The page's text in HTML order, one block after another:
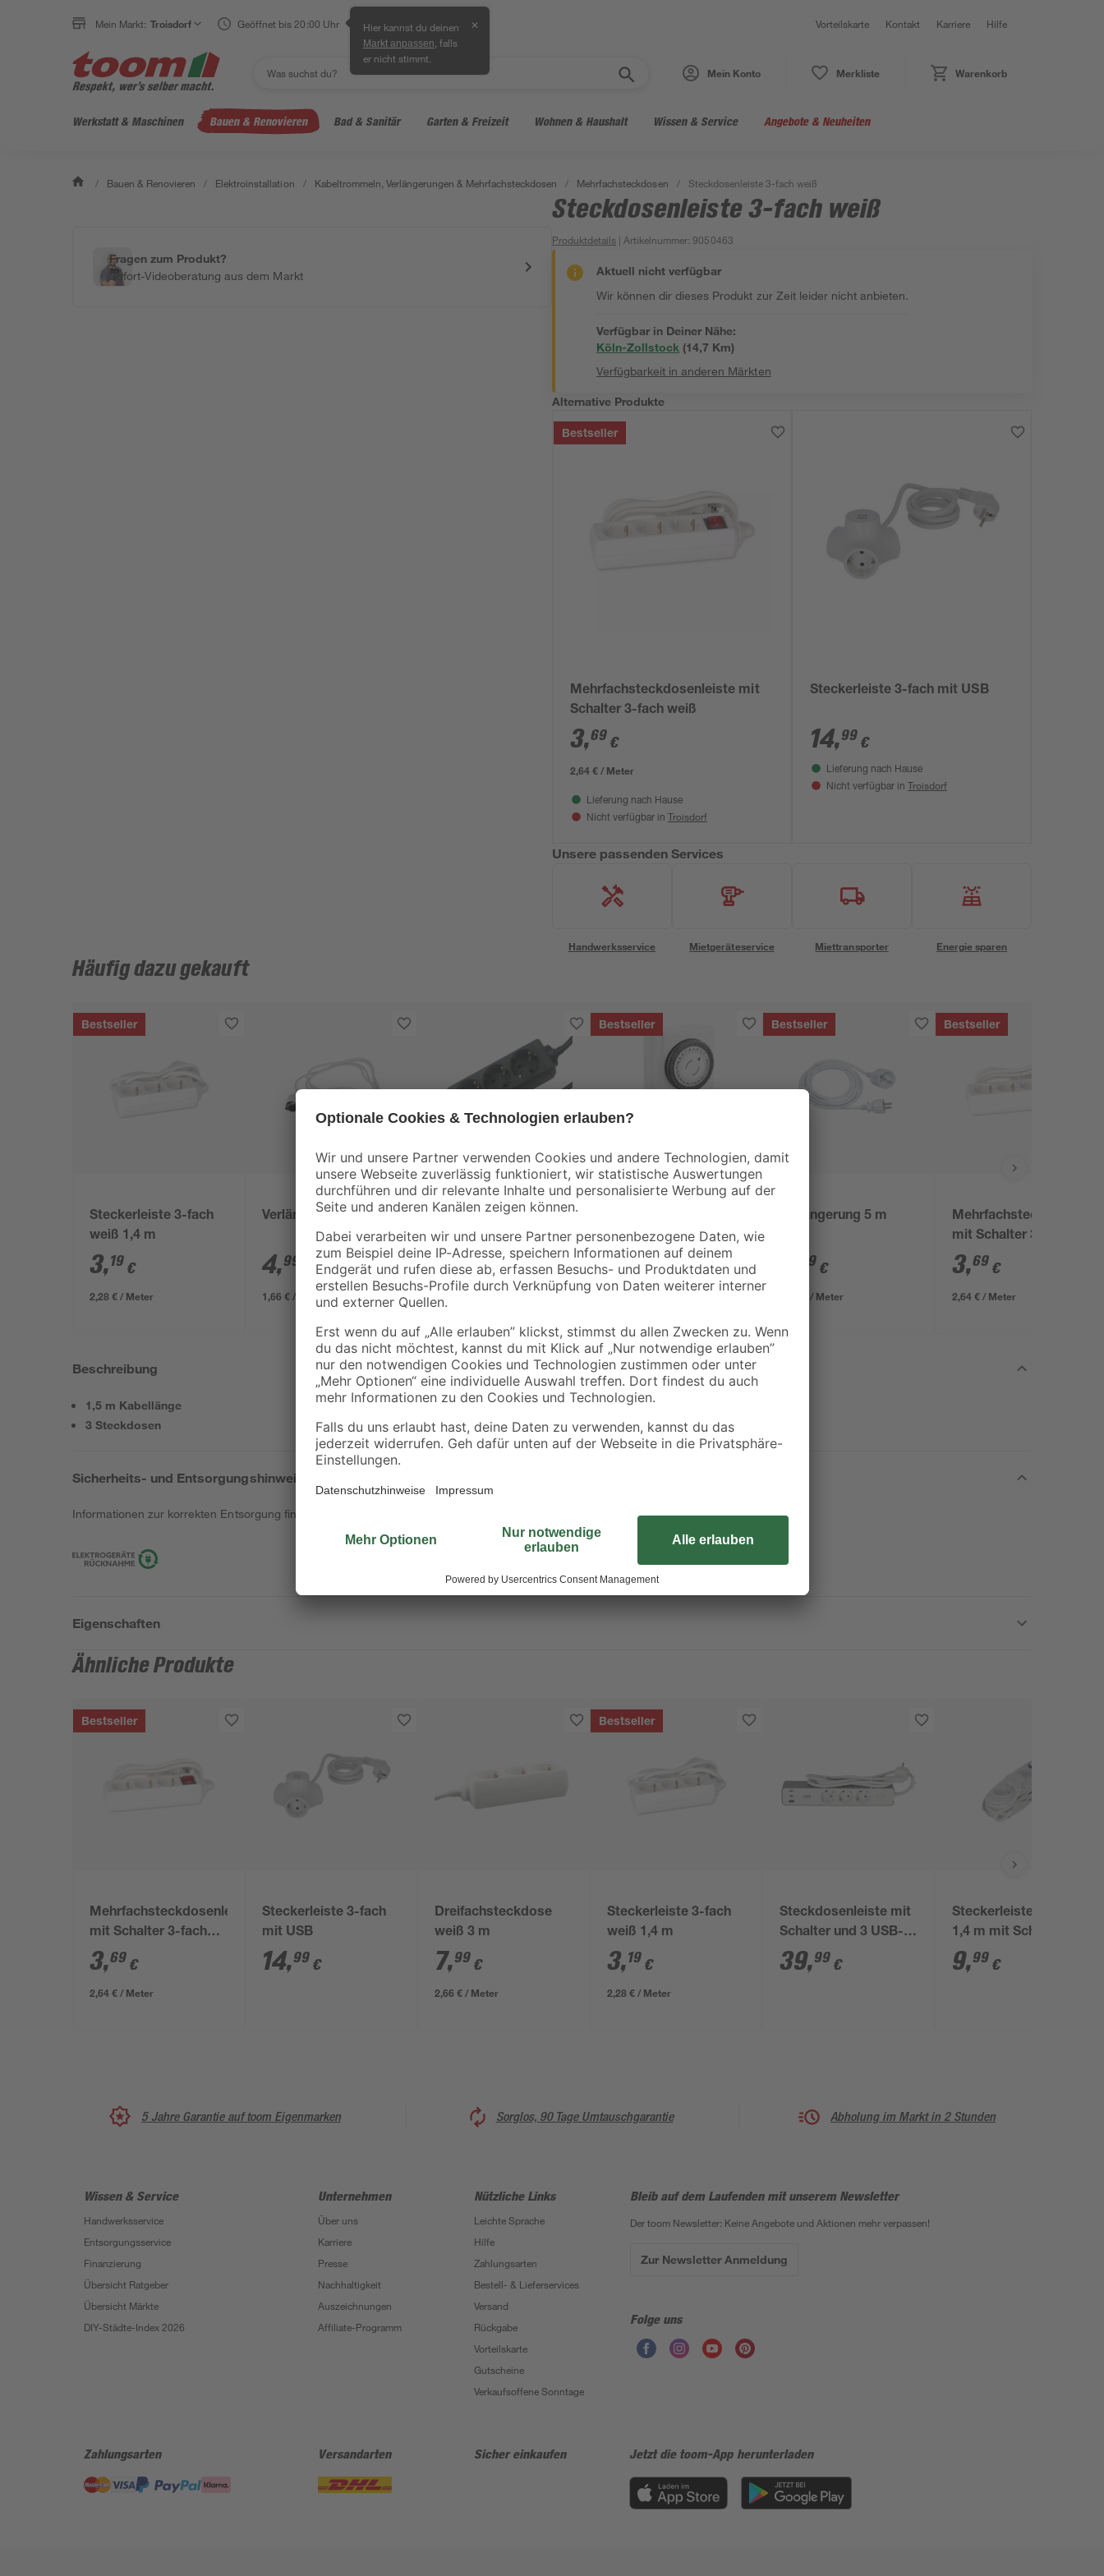
Mein Markt: Troisdorf Geöffnet bis 20:00 Uhr Hier kannst du deinen
Markt anpassen , falls
er nicht stimmt.
✕ Vorteilskarte Kontakt Karriere Hilfe
Mein Konto Merkliste Warenkorb
Werkstatt & Maschinen Bauen & Renovieren Bad & Sanitär Garten & Freizeit Wohnen & Haushalt Wissen & Service Angebote & Neuheiten
/ Bauen & Renovieren / Elektroinstallation / Kabeltrommeln, Verlängerungen & Mehrfachsteckdosen / Mehrfachsteckdosen / Steckdosenleiste 3-fach weiß
Fragen zum Produkt?
Sofort-Videoberatung aus dem Markt
Steckdosenleiste 3-fach weiß
Produktdetails | Artikelnummer:9050463
Aktuell nicht verfügbar
Wir können dir dieses Produkt zur Zeit leider nicht anbieten.
Verfügbar in Deiner Nähe:
Köln-Zollstock (14,7 Km)
Verfügbarkeit in anderen Märkten
Alternative Produkte
Bestseller
Mehrfachsteckdosenleiste mit
Schalter 3-fach weiß
3,69 €
2,64 € / Meter
Lieferung nach Hause
Nicht verfügbar in Troisdorf
Steckerleiste 3-fach mit USB
14,99 €
Lieferung nach Hause
Nicht verfügbar in Troisdorf
Unsere passenden Services
Handwerksservice Mietgeräteservice Miettransporter Energie sparen
Häufig dazu gekauft
Bestseller
Steckerleiste 3-fach
weiß 1,4 m
3,19 €
2,28 € / Meter
Verlängerung 3m weiß
4,99
1,66 € / Meter
Steckerleiste schwarz
3-fach, 1,4 m
3,19 €
Bestseller
B1
mechanisch weiß
2,49 €
Bestseller
Verlängerung 5 m
79 €
1,76 € / Meter
Bestseller
mit Schalter 3-fach
weiß
3,69 €
2,64 € / Meter
Beschreibung
1,5 m Kabellänge
3 Steckdosen
Sicherheits- und Entsorgungshinweise
Informationen zur korrekten Entsorgung findest du
Eigenschaften
Ähnliche Produkte
Bestseller
Mehrfachsteckdosenleiste
mit Schalter 3-fach
weiß
3,69 €
2,64 € / Meter
Steckerleiste 3-fach
mit USB
14,99 €
Dreifachsteckdose
weiß 3 m
7,99 €
2,66 € / Meter
Bestseller
Steckerleiste 3-fach
weiß 1,4 m
3,19 €
2,28 € / Meter
Steckdosenleiste mit
Schalter und 3 USB-
Ports weiß/grau 3-
fach
39,99 €
Steckerleiste 3fach
1,4 m mit Schalter
9,99 €
5 Jahre Garantie auf toom Eigenmarken Sorglos, 90 Tage Umtauschgarantie Abholung im Markt in 2 Stunden
Wissen & Service
Handwerksservice
Entsorgungsservice
Finanzierung
Übersicht Ratgeber
Übersicht Märkte
DIY-Städte-Index 2026
Unternehmen
Über uns
Karriere
Presse
Nachhaltigkeit
Auszeichnungen
Affiliate-Programm
Nützliche Links
Leichte Sprache
Hilfe
Zahlungsarten
Bestell- & Lieferservices
Versand
Rückgabe
Vorteilskarte
Gutscheine
Verkaufsoffene Sonntage
Bleib auf dem Laufenden mit unserem Newsletter
Der toom Newsletter: Keine Angebote und Aktionen mehr verpassen!
Zur Newsletter Anmeldung
Folge uns
Zahlungsarten Versandarten Sicher einkaufen Jetzt die toom-App herunterladen